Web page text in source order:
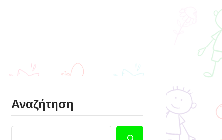
Αναζήτηση